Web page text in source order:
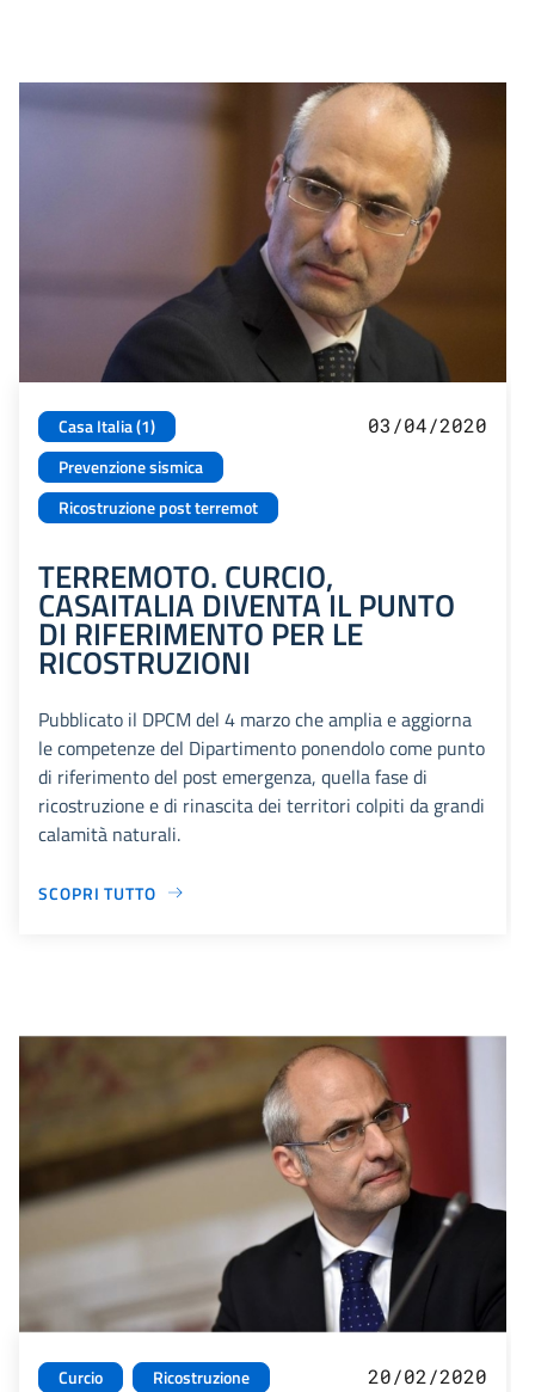
Casa Italia (1)
Prevenzione sismica
Ricostruzione post terremot
03/04/2020
TERREMOTO. CURCIO,
CASAITALIA DIVENTA IL PUNTO
DI RIFERIMENTO PER LE
RICOSTRUZIONI
Pubblicato il DPCM del 4 marzo che amplia e aggiorna
le competenze del Dipartimento ponendolo come punto
di riferimento del post emergenza, quella fase di
ricostruzione e di rinascita dei territori colpiti da grandi
calamità naturali.
SCOPRI TUTTO
Curcio
Ricostruzione
20/02/2020